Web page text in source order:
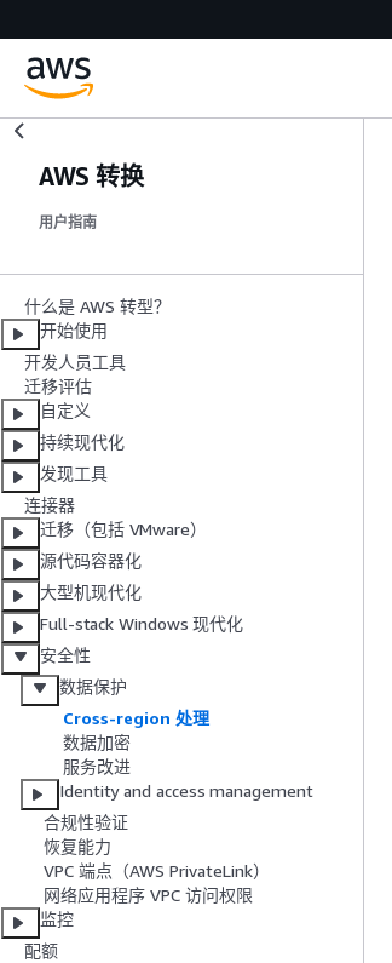
AWS 转换
用户指南
什么是 AWS 转型？
开始使用
开发人员工具
迁移评估
自定义
持续现代化
发现工具
连接器
迁移（包括 VMware）
源代码容器化
大型机现代化
Full-stack Windows 现代化
安全性
数据保护
Cross-region 处理
数据加密
服务改进
Identity and access management
合规性验证
恢复能力
VPC 端点（AWS PrivateLink）
网络应用程序 VPC 访问权限
监控
配额